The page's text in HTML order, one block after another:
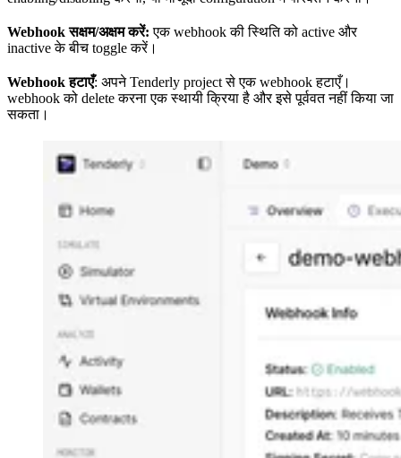
Webhook सक्षम/अक्षम करें: एक webhook की स्थिति को active और
inactive के बीच toggle करें।
Webhook हटाएँ: अपने Tenderly project से एक webhook हटाएँ।
webhook को delete करना एक स्थायी क्रिया है और इसे पूर्ववत नहीं किया जा
सकता।